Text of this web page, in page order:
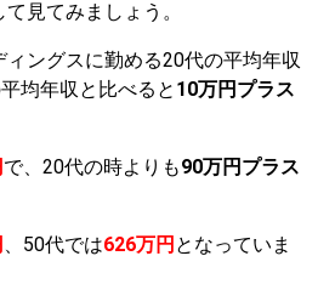
見てみましょう。
ングスに勤める20代の平均年収
均年収と比べると 10万円プラス
で、20代の時よりも90万円プラス
、50代では626万円 となっていま